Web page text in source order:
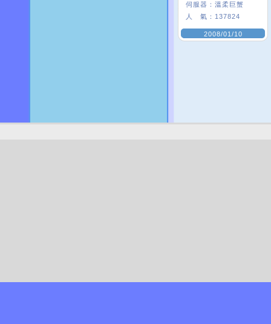
伺服器： 溫柔巨蟹
人 氣： 137824
2008/01/10